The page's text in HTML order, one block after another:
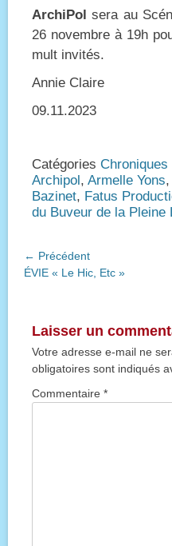
ArchiPol sera au
26 novembre à 19h
mult invités.
Annie Claire
09.11.2023
Catégories Chroniques
Archipol , Armelle Yons,
Bazinet, Fatus
du Buveur de la Pleine
Navigation
de
← Précédent
Article
ÉVIE « Le Hic, Etc »
Laisser un
Votre adresse e-mail ne
obligatoires sont indiqués
Commentaire *